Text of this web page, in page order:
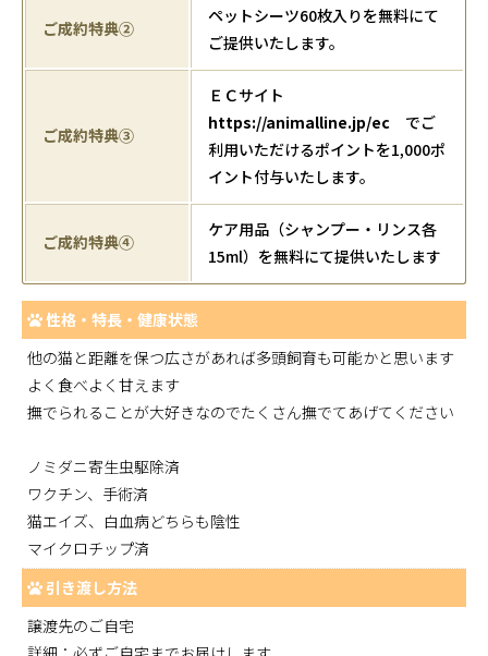
ご成約特典②
ペットシーツ60枚入りを無料にて
ご提供いたします。
ご成約特典③
ＥＣサイト
https://animalline.jp/ec でご
利用いただけるポイントを1,000ポ
イント付与いたします。
ご成約特典④
ケア用品（シャンプー・リンス各
15ml）を無料にて提供いたします
性格・特長・健康状態
他の猫と距離を保つ広さがあれば多頭飼育も可能かと思います
よく食べよく甘えます
撫でられることが大好きなのでたくさん撫でてあげてください
ノミダニ寄生虫駆除済
ワクチン、手術済
猫エイズ、白血病どちらも陰性
マイクロチップ済
引き渡し方法
譲渡先のご自宅